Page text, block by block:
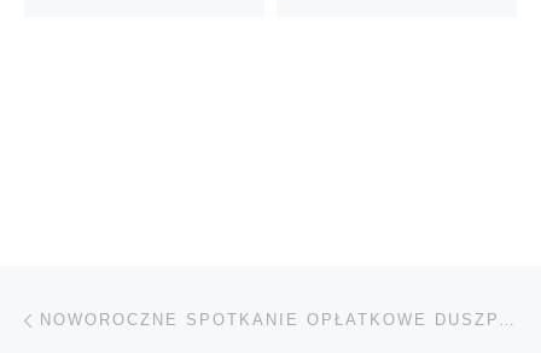
Nawigacja wpisu NOWOROCZNE SPOTKANIE OPŁATKOWE DUSZPASTERSTWA OSÓB NIEWIDOMYCH I NIEDOWIDZĄCYCH